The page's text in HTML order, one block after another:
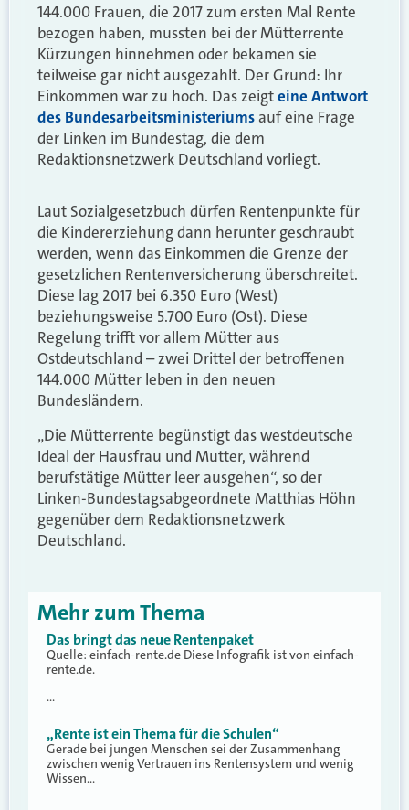
144.000 Frauen, die 2017 zum ersten Mal Rente
bezogen haben, mussten bei der Mütterrente
Kürzungen hinnehmen oder bekamen sie
teilweise gar nicht ausgezahlt. Der Grund: Ihr
Einkommen war zu hoch. Das zeigteine Antwort
des Bundesarbeitsministeriumsauf eine Frage
der Linken im Bundestag, die dem
Redaktionsnetzwerk Deutschland vorliegt.
Laut Sozialgesetzbuch dürfen Rentenpunkte für
die Kindererziehung dann herunter geschraubt
werden, wenn das Einkommen die Grenze der
gesetzlichen Rentenversicherung überschreitet.
Diese lag 2017 bei 6.350 Euro (West)
beziehungsweise 5.700 Euro (Ost). Diese
Regelung trifft vor allem Mütter aus
Ostdeutschland – zwei Drittel der betroffenen
144.000 Mütter leben in den neuen
Bundesländern.
„Die Mütterrente begünstigt das westdeutsche
Ideal der Hausfrau und Mutter, während
berufstätige Mütter leer ausgehen“, so der
Linken-Bundestagsabgeordnete Matthias Höhn
gegenüber dem Redaktionsnetzwerk
Deutschland.
Mehr zum Thema
Das bringt das neue Rentenpaket
Quelle: einfach-rente.de Diese Infografik ist von einfach-
rente.de.
…
„Rente ist ein Thema für die Schulen“
Gerade bei jungen Menschen sei der Zusammenhang
zwischen wenig Vertrauen ins Rentensystem und wenig
Wissen…